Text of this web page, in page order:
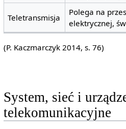
Teletransmisja
Polega na
elektrycznej,
(P. Kaczmarczyk 2014, s. 76)
System, sieć i
telekomunikacyjne